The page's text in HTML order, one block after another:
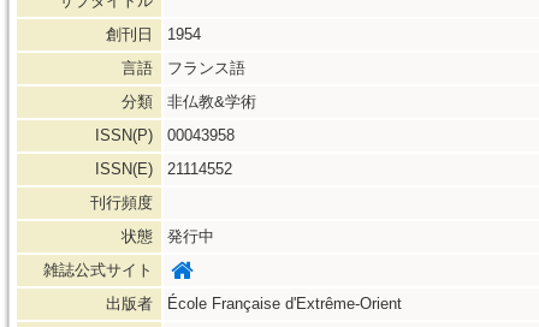
創刊日
1954
言語
フランス語
分類
非仏教&学術
ISSN(P)
00043958
ISSN(E)
21114552
刊行頻度
状態
発行中
雑誌公式サイト
出版者
École Française d'Extrême-Orient